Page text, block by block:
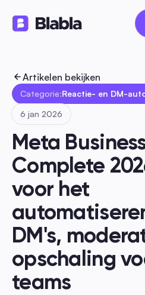
Artikelen bekijken
Categorie:Reactie- en DM-
6 jan 2026
Meta
Complete
voor het
DM's,
opschaling
teams